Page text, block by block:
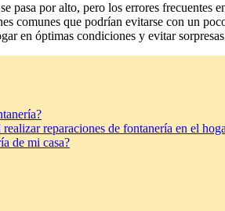
pasa por alto, pero los errores frecuentes
comunes que podrían evitarse con un
en óptimas condiciones y evitar
reparaciones de fontanería en el
de mi casa?